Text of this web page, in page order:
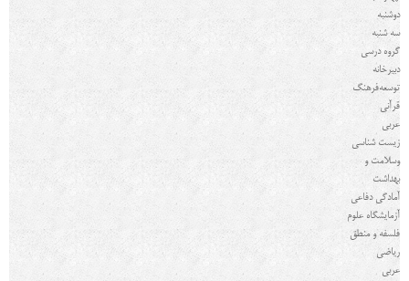
دوشنبه
سه شنبه
گروه درسي
دبیرخانه
توسعهفرهنگ
قرآنی
عربی
زیست شناسی
وسلامت و
بهداشت
آمادگی دفاعی
آزمايشگاه علوم
فلسفه و منطق
ریاضی
عربی